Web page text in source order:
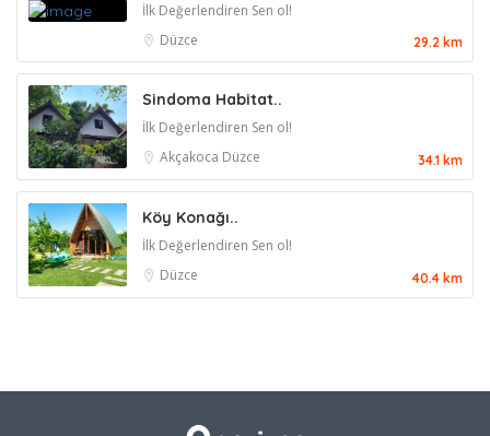
İlk Değerlendiren Sen ol!
Düzce
29.2 km
Sindoma Habitat..
İlk Değerlendiren Sen ol!
Akçakoca Düzce 34.1 km
Köy Konağı..
İlk Değerlendiren Sen ol!
Düzce
40.4 km